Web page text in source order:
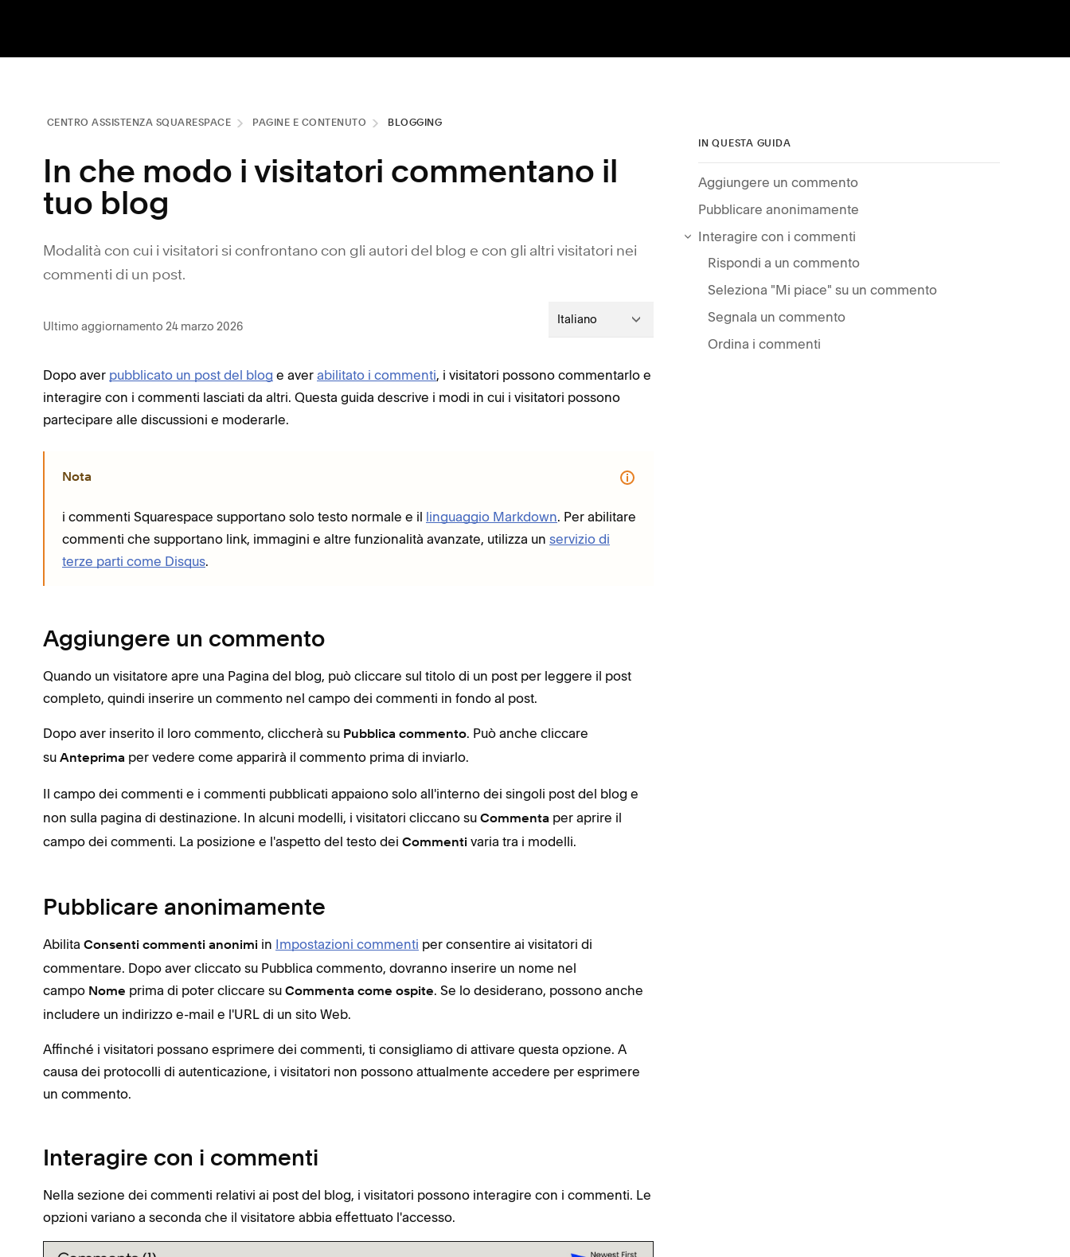
CENTRO ASSISTENZA SQUARESPACE PAGINE E CONTENUTO BLOGGING
In che modo i visitatori commentano il
tuo blog
Modalità con cui i visitatori si confrontano con gli autori del blog e con gli altri visitatori nei
commenti di un post.
Ultimo aggiornamento 24 marzo 2026 Italiano
Dopo aver pubblicato un post del blog e aver abilitato i commenti, i visitatori possono commentarlo e
interagire con i commenti lasciati da altri. Questa guida descrive i modi in cui i visitatori possono
partecipare alle discussioni e moderarle.
Nota
i commenti Squarespace supportano solo testo normale e il linguaggio Markdown. Per abilitare
commenti che supportano link, immagini e altre funzionalità avanzate, utilizza un servizio di
terze parti come Disqus.
Aggiungere un commento
Quando un visitatore apre una Pagina del blog, può cliccare sul titolo di un post per leggere il post
completo, quindi inserire un commento nel campo dei commenti in fondo al post.
Dopo aver inserito il loro commento, cliccherà su Pubblica commento. Può anche cliccare
su Anteprima per vedere come apparirà il commento prima di inviarlo.
Il campo dei commenti e i commenti pubblicati appaiono solo all'interno dei singoli post del blog e
non sulla pagina di destinazione. In alcuni modelli, i visitatori cliccano su Commenta per aprire il
campo dei commenti. La posizione e l'aspetto del testo dei Commenti varia tra i modelli.
Pubblicare anonimamente
Abilita Consenti commenti anonimi in Impostazioni commenti per consentire ai visitatori di
commentare. Dopo aver cliccato su Pubblica commento, dovranno inserire un nome nel
campo Nome prima di poter cliccare su Commenta come ospite. Se lo desiderano, possono anche
includere un indirizzo e-mail e l'URL di un sito Web.
Affinché i visitatori possano esprimere dei commenti, ti consigliamo di attivare questa opzione. A
causa dei protocolli di autenticazione, i visitatori non possono attualmente accedere per esprimere
un commento.
Interagire con i commenti
Nella sezione dei commenti relativi ai post del blog, i visitatori possono interagire con i commenti. Le
opzioni variano a seconda che il visitatore abbia effettuato l'accesso.
IN QUESTA GUIDA
Aggiungere un commento
Pubblicare anonimamente
Interagire con i commenti
Rispondi a un commento
Seleziona "Mi piace" su un commento
Segnala un commento
Ordina i commenti